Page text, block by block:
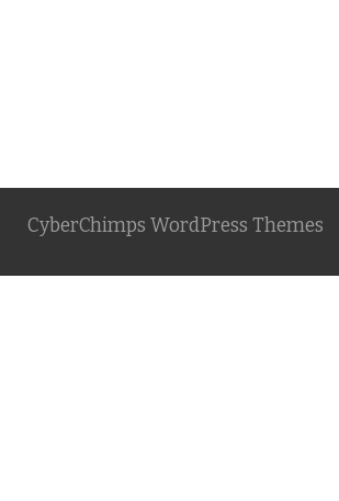
CyberChimps WordPress Themes